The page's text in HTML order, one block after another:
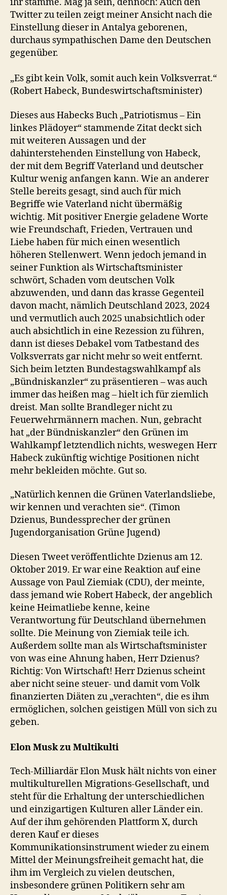
Twitter zu teilen zeigt meiner Ansicht nach die
Einstellung dieser in Antalya geborenen,
durchaus sympathischen Dame den Deutschen
gegenüber.
„Es gibt kein Volk, somit auch kein Volksverrat.“
(Robert Habeck, Bundeswirtschaftsminister)
Dieses aus Habecks Buch „Patriotismus – Ein
linkes Plädoyer“ stammende Zitat deckt sich
mit weiteren Aussagen und der
dahinterstehenden Einstellung von Habeck,
der mit dem Begriff Vaterland und deutscher
Kultur wenig anfangen kann. Wie an anderer
Stelle bereits gesagt, sind auch für mich
Begriffe wie Vaterland nicht übermäßig
wichtig. Mit positiver Energie geladene Worte
wie Freundschaft, Frieden, Vertrauen und
Liebe haben für mich einen wesentlich
höheren Stellenwert. Wenn jedoch jemand in
seiner Funktion als Wirtschaftsminister
schwört, Schaden vom deutschen Volk
abzuwenden, und dann das krasse Gegenteil
davon macht, nämlich Deutschland 2023, 2024
und vermutlich auch 2025 unabsichtlich oder
auch absichtlich in eine Rezession zu führen,
dann ist dieses Debakel vom Tatbestand des
Volksverrats gar nicht mehr so weit entfernt.
Sich beim letzten Bundestagswahlkampf als
„Bündniskanzler“ zu präsentieren – was auch
immer das heißen mag – hielt ich für ziemlich
dreist. Man sollte Brandleger nicht zu
Feuerwehrmännern machen. Nun, gebracht
hat „der Bündniskanzler“ den Grünen im
Wahlkampf letztendlich nichts, weswegen Herr
Habeck zukünftig wichtige Positionen nicht
mehr bekleiden möchte. Gut so.
„Natürlich kennen die Grünen Vaterlandsliebe,
wir kennen und verachten sie“. (Timon
Dzienus, Bundessprecher der grünen
Jugendorganisation Grüne Jugend)
Diesen Tweet veröffentlichte Dzienus am 12.
Oktober 2019. Er war eine Reaktion auf eine
Aussage von Paul Ziemiak (CDU), der meinte,
dass jemand wie Robert Habeck, der angeblich
keine Heimatliebe kenne, keine
Verantwortung für Deutschland übernehmen
sollte. Die Meinung von Ziemiak teile ich.
Außerdem sollte man als Wirtschaftsminister
von was eine Ahnung haben, Herr Dzienus?
Richtig: Von Wirtschaft! Herr Dzienus scheint
aber nicht seine steuer- und damit vom Volk
finanzierten Diäten zu „verachten“, die es ihm
ermöglichen, solchen geistigen Müll von sich zu
geben.
Elon Musk zu Multikulti
Tech-Milliardär Elon Musk hält nichts von einer
multikulturellen Migrations-Gesellschaft, und
steht für die Erhaltung der unterschiedlichen
und einzigartigen Kulturen aller Länder ein.
Auf der ihm gehörenden Plattform X, durch
deren Kauf er dieses
Kommunikationsinstrument wieder zu einem
Mittel der Meinungsfreiheit gemacht hat, die
ihm im Vergleich zu vielen deutschen,
insbesondere grünen Politikern sehr am